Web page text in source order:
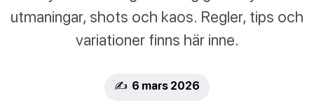
utmaningar, shots och kaos. Regler, tips och
variationer finns här inne.
✍️ 6 mars 2026